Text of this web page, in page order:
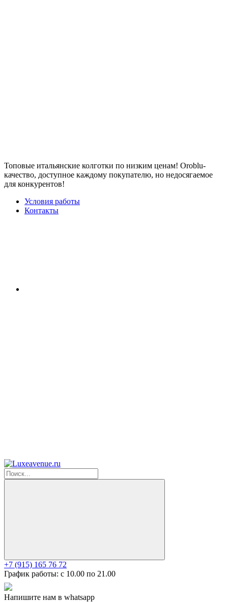
Топовые итальянские колготки по низким ценам! Oroblu-
качество, доступное каждому покупателю, но недосягаемое
для конкурентов!
Условия работы
Контакты
+7 (915) 165 76 72
График работы: c 10.00 по 21.00
Напишите нам в whatsapp